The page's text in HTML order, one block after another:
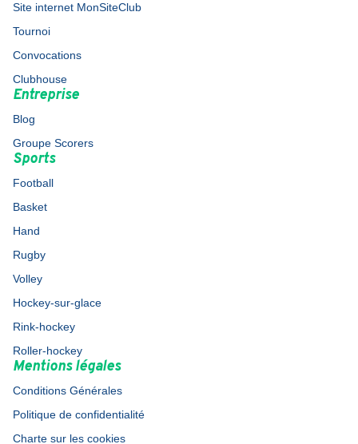
Site internet MonSiteClub
Tournoi
Convocations
Clubhouse
Entreprise
Blog
Groupe Scorers
Sports
Football
Basket
Hand
Rugby
Volley
Hockey-sur-glace
Rink-hockey
Roller-hockey
Mentions légales
Conditions Générales
Politique de confidentialité
Charte sur les cookies